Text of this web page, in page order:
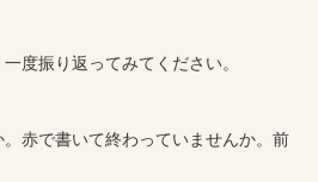
度振り返ってみてください。
赤で書いて終わっていませんか。前